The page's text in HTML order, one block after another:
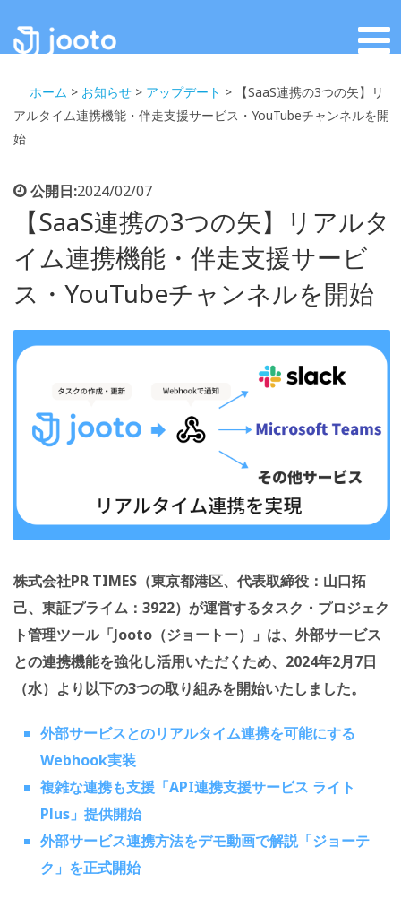
ホーム > お知らせ > アップデート >
【SaaS連携の3つの矢】リ
アルタイム連携機能・伴走支援サービス・YouTubeチャンネルを開
始
公開日:2024/02/07
【SaaS連携の3つの矢】リアルタ
イム連携機能・伴走支援サービ
ス・YouTubeチャンネルを開始
株式会社PR TIMES（東京都港区、代表取締役：山口拓
己、東証プライム：3922）が運営するタスク・プロジェク
ト管理ツール「Jooto（ジョートー）」は、外部サービス
との連携機能を強化し活用いただくため、2024年2月7日
（水）より以下の3つの取り組みを開始いたしました。
外部サービスとのリアルタイム連携を可能にする
Webhook実装
複雑な連携も支援「API連携支援サービス ライト
Plus」提供開始
外部サービス連携方法をデモ動画で解説「ジョーテ
ク」を正式開始